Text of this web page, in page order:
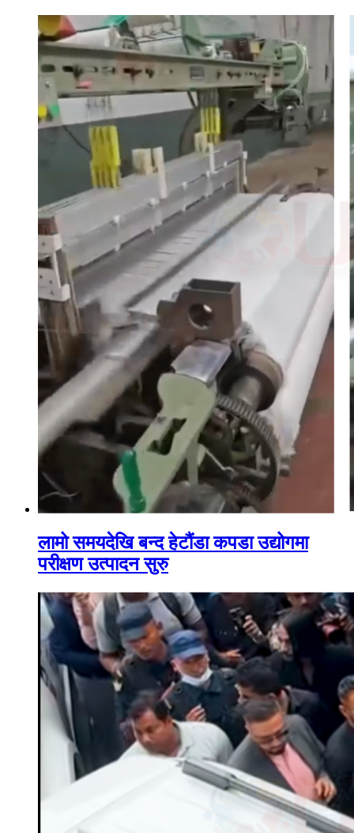
लामो समयदेखि बन्द हेटौंडा कपडा उद्योगमा
परीक्षण उत्पादन सुरु